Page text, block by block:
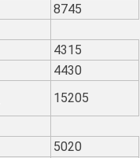
8745
4315
4430
15205
5020